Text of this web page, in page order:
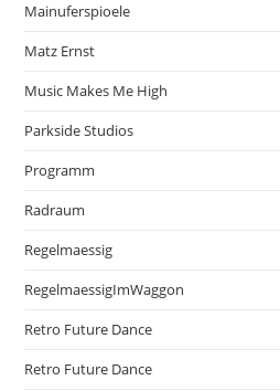
Mainuferspioele
Matz Ernst
Music Makes Me High
Parkside Studios
Programm
Radraum
Regelmaessig
RegelmaessigImWaggon
Retro Future Dance
Retro Future Dance